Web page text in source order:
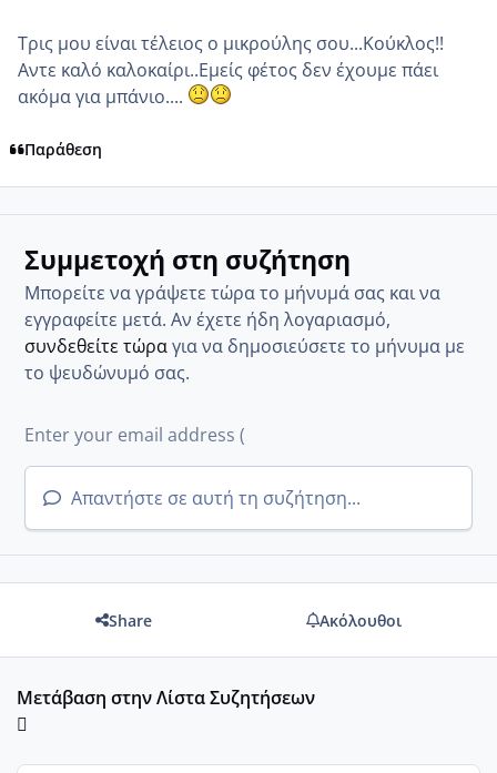
Τρις μου είναι τέλειος ο μικρούλης σου...Κούκλος!!
Αντε καλό καλοκαίρι..Εμείς φέτος δεν έχουμε πάει
ακόμα για μπάνιο....
Παράθεση
Συμμετοχή στη συζήτηση
Μπορείτε να γράψετε τώρα το μήνυμά σας και να
εγγραφείτε μετά. Αν έχετε ήδη λογαριασμό,
συνδεθείτε τώραγια να δημοσιεύσετε το μήνυμα με
το ψευδώνυμό σας.
Απαντήστε σε αυτή τη συζήτηση...
Share Ακόλουθοι
Μετάβαση στην Λίστα Συζητήσεων